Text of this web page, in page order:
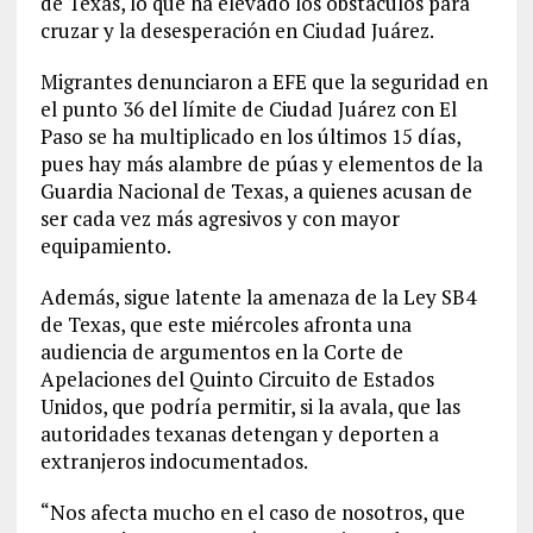
cruzar y la desesperación en Ciudad Juárez.
Migrantes denunciaron a EFE que la seguridad en
el punto 36 del límite de Ciudad Juárez con El
Paso se ha multiplicado en los últimos 15 días,
pues hay más alambre de púas y elementos de la
Guardia Nacional de Texas, a quienes acusan de
ser cada vez más agresivos y con mayor
equipamiento.
Además, sigue latente la amenaza de la Ley SB4
de Texas, que este miércoles afronta una
audiencia de argumentos en la Corte de
Apelaciones del Quinto Circuito de Estados
Unidos, que podría permitir, si la avala, que las
autoridades texanas detengan y deporten a
extranjeros indocumentados.
“Nos afecta mucho en el caso de nosotros, que